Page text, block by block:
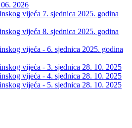
06. 2026
vijeća 7. sjednica 2025. godina
vijeća 8. sjednica 2025. godina
vijeća - 6. sjednica 2025. godina
vijeća - 3. sjednica 28. 10. 2025
vijeća - 4. sjednica 28. 10. 2025
vijeća - 5. sjednica 28. 10. 2025